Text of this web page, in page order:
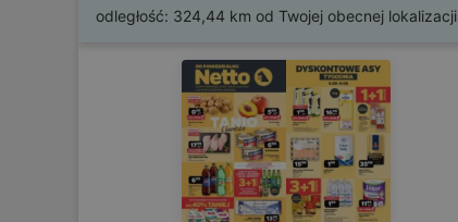
odległość: 324,44 km od Twojej obecnej lokalizacji